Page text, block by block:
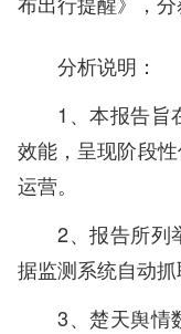
分析说明：
1、本报告旨
效能，呈现阶段
运营。
2、报告所列
据监测系统自动抓
3、楚天舆情